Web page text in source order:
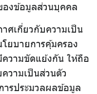
องข้อมูลส่วนบุคคล
ศเกี่ยวกับความเป็น
ยบายการคุ้มครอง
วามขัดแย้งกัน ให้ถือ
วามเป็นส่วนตัว
ารประมวลผลข้อมูล